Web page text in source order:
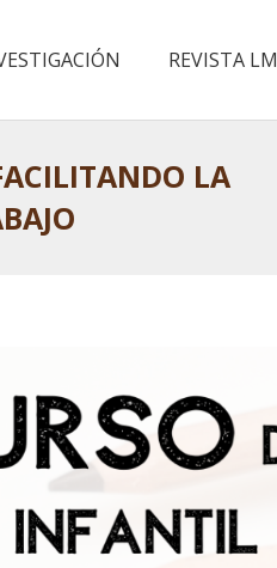
REVISTA LM
LA